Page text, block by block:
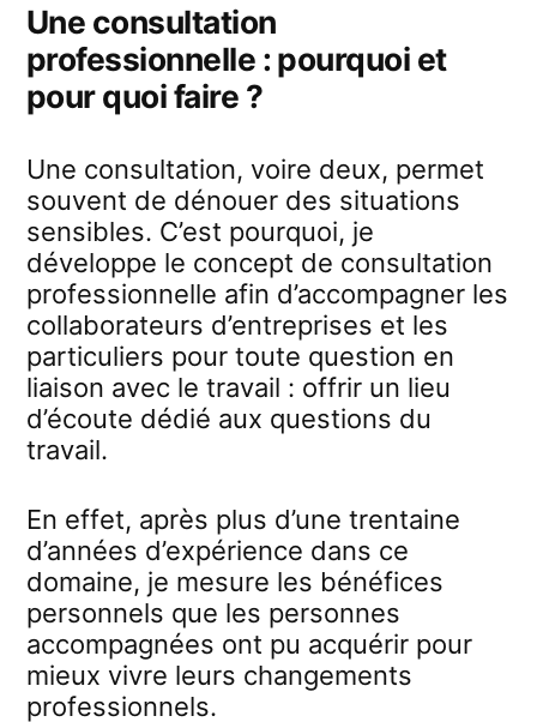
Une consultation
professionnelle : pourquoi et
pour quoi faire ?
Une consultation, voire deux, permet
souvent de dénouer des situations
sensibles. C’est pourquoi, je
développe le concept de consultation
professionnelle afin d’accompagner les
collaborateurs d’entreprises et les
particuliers pour toute question en
liaison avec le travail : offrir un lieu
d’écoute dédié aux questions du
travail.
En effet, après plus d’une trentaine
d’années d’expérience dans ce
domaine, je mesure les bénéfices
personnels que les personnes
accompagnées ont pu acquérir pour
mieux vivre leurs changements
professionnels.